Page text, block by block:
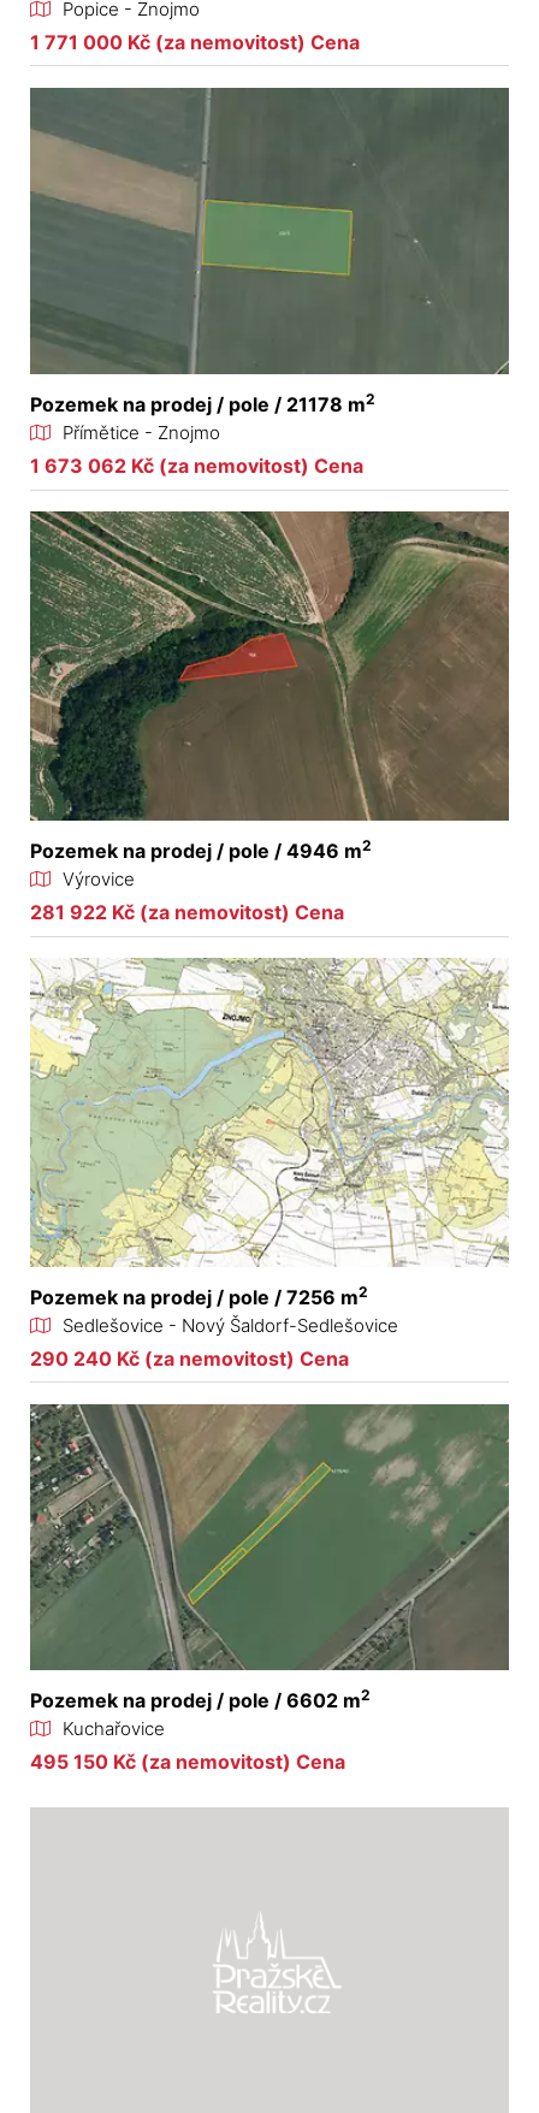
Popice - Znojmo
1 771 000 Kč (za nemovitost) Cena
Pozemek na prodej / pole / 21178 m2
Přímětice - Znojmo
1 673 062 Kč (za nemovitost) Cena
Pozemek na prodej / pole / 4946 m2
Výrovice
281 922 Kč (za nemovitost) Cena
Pozemek na prodej / pole / 7256 m2
Sedlešovice - Nový Šaldorf-Sedlešovice
290 240 Kč (za nemovitost) Cena
Pozemek na prodej / pole / 6602 m2
Kuchařovice
495 150 Kč (za nemovitost) Cena